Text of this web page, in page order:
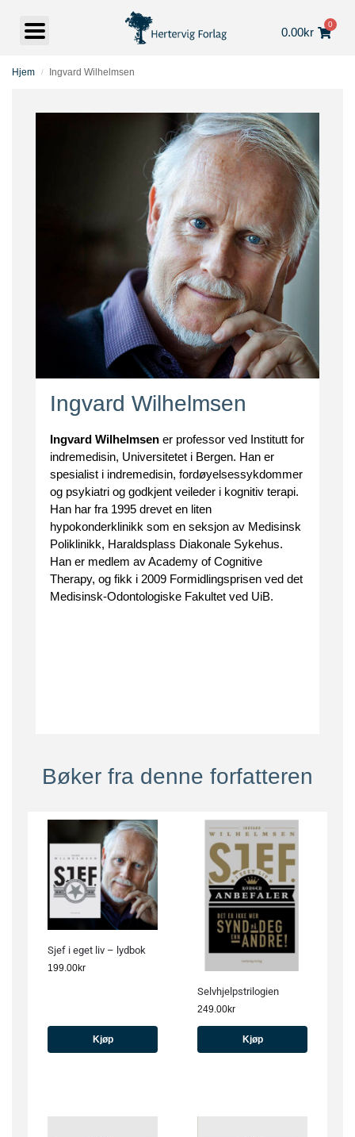
0.00kr
0
Hjem / Ingvard Wilhelmsen
Ingvard Wilhelmsen
Ingvard Wilhelmsener professor ved Institutt for
indremedisin, Universitetet i Bergen. Han er
spesialist i indremedisin, fordøyelsessykdommer
og psykiatri og godkjent veileder i kognitiv terapi.
Han har fra 1995 drevet en liten
hypokonderklinikk som en seksjon av Medisinsk
Poliklinikk, Haraldsplass Diakonale Sykehus.
Han er medlem av Academy of Cognitive
Therapy, og fikk i 2009 Formidlingsprisen ved det
Medisinsk-Odontologiske Fakultet ved UiB.
Bøker fra denne forfatteren
Sjef i eget liv – lydbok
199.00kr
Kjøp
Selvhjelpstrilogien
249.00kr
Kjøp